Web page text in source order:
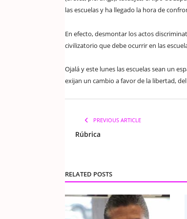
las escuelas y ha llegado la hora de
En efecto, desmontar los actos
civilizatorio que debe ocurrir en las
Ojalá y este lunes las escuelas sean un
exijan un cambio a favor de la libertad,
PREVIOUS ARTICLE
Rúbrica
RELATED POSTS